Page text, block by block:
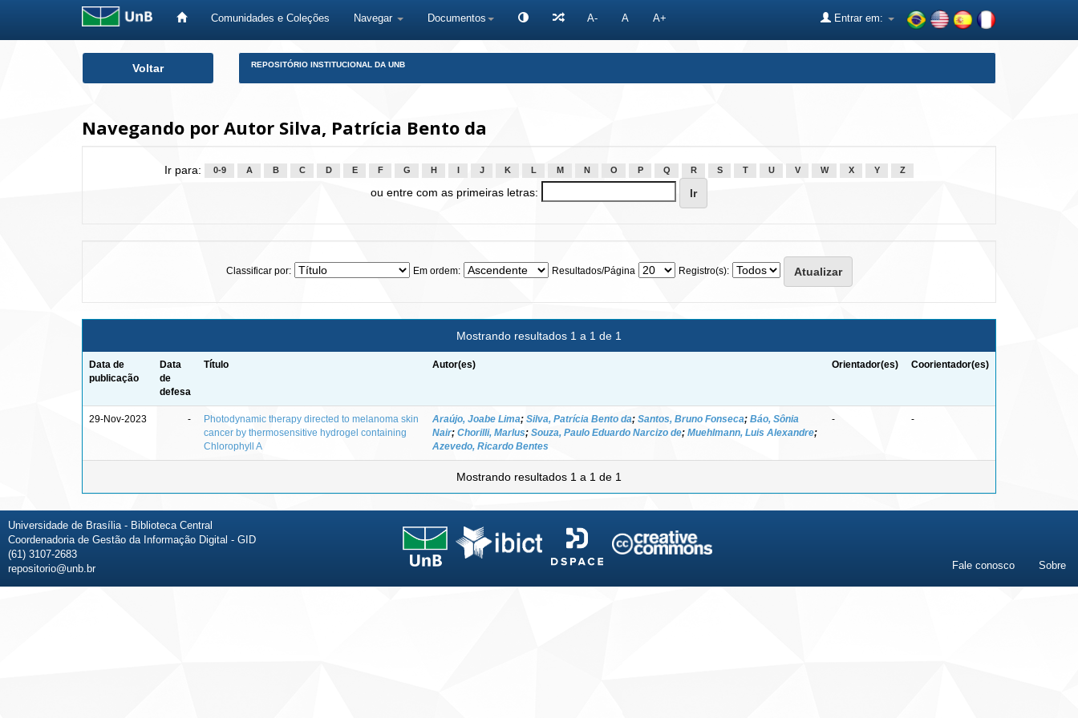
Comunidades e Coleções Navegar Documentos A- A A+ Entrar em:
Voltar REPOSITÓRIO INSTITUCIONAL DA UNB
Navegando por Autor Silva, Patrícia Bento da
Ir para: 0-9 A B C D E F G H J K L M N O P Q R S T U V W X Y Z
ou entre com as primeiras letras:
Classificar por: Em ordem: Resultados/Página Registro(s):
Mostrando resultados 1 a 1 de 1
Data de
publicação
Data
de
defesa
Título Autor(es) Orientador(es) Coorientador(es)
29-Nov-2023 -
Photodynamic therapy directed to melanoma skin
cancer by thermosensitive hydrogel containing
Chlorophyll A
Araújo, Joabe Lima; Silva, Patrícia Bento da; Santos, Bruno Fonseca; Báo, Sônia
Nair; Chorilli, Marlus; Souza, Paulo Eduardo Narcizo de; Muehlmann, Luis Alexandre;
Azevedo, Ricardo Bentes
- -
Mostrando resultados 1 a 1 de 1
Universidade de Brasília - Biblioteca Central
Coordenadoria de Gestão da Informação Digital - GID
(61) 3107-2683
repositorio@unb.br
Fale conosco Sobre